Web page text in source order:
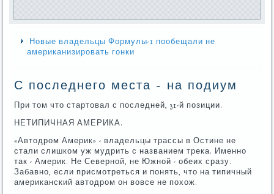
Новые владельцы Формулы-1 пообещали не
американизировать гонки
С последнего места - на подиум
При том что стартовал с последней, 31-й позиции.
НЕТИПИЧНАЯ АМЕРИКА.
«Автодром Америк» - владельцы трассы в Остине не
стали слишком уж мудрить с названием трека. Именно
так - Америк. Не Северной, не Южной - обеих сразу.
Забавно, если присмотреться и понять, что на типичный
американский автодром он вовсе не похож.